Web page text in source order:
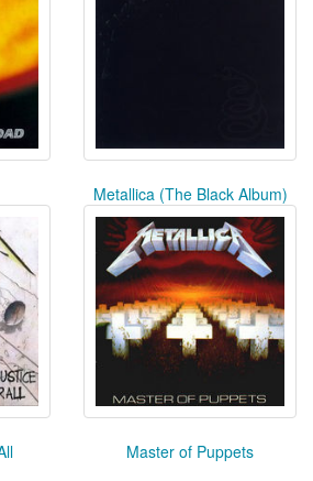
Metallica (The Black Album)
Master of Puppets